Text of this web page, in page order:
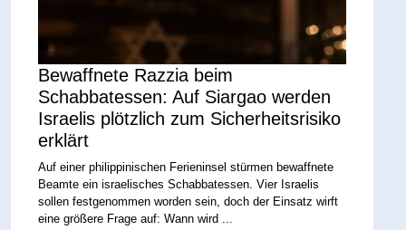
Bewaffnete Razzia beim
Schabbatessen: Auf Siargao werden
Israelis plötzlich zum Sicherheitsrisiko
erklärt
Auf einer philippinischen Ferieninsel stürmen bewaffnete
Beamte ein israelisches Schabbatessen. Vier Israelis
sollen festgenommen worden sein, doch der Einsatz wirft
eine größere Frage auf: Wann wird ...